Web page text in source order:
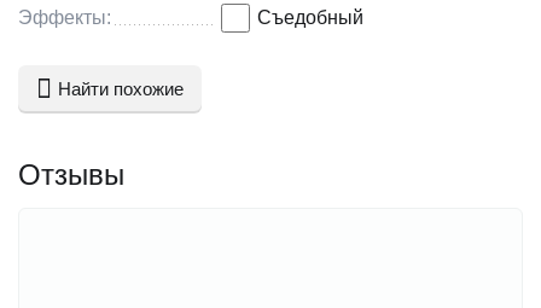
Эффекты: Съедобный
Найти похожие
Отзывы